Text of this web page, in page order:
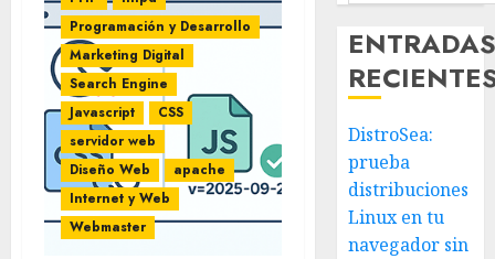
Programación y Desarrollo
Marketing Digital
Search Engine
Javascript
CSS
servidor web
Diseño Web
apache
Internet y Web
Webmaster
DistroSea:
prueba
distribuciones
Linux en tu
navegador sin